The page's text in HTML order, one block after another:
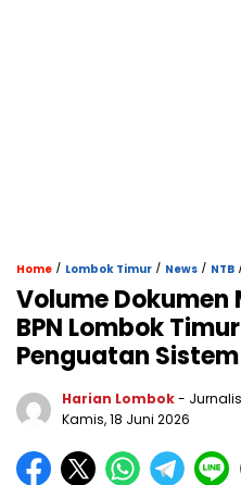
Home / Lombok Timur / News / NTB
Volume Dokumen
BPN Lombok
Penguatan
Harian Lombok- Jurnalis
Kamis, 18 Juni 2026